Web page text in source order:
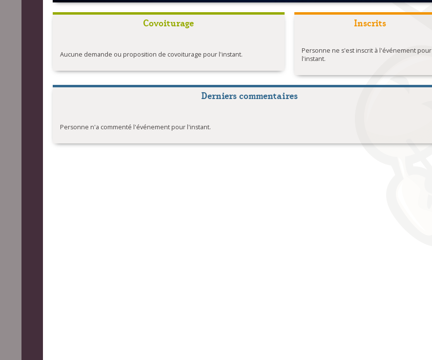
Covoiturage
Aucune demande ou proposition de covoiturage pour l'instant.
Inscrits
Personne ne s'est inscrit à l'événement pour
l'instant.
Derniers commentaires
Personne n'a commenté l'événement pour l'instant.